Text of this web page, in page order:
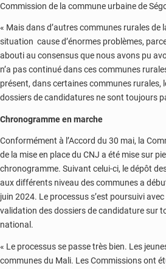
Commission de la commune urbaine de
« Mais dans d’autres communes rurales de
situation cause d’énormes problèmes,
abouti au consensus que nous avons pu
n’a pas continué dans ces communes
présent, dans certaines communes rurales,
dossiers de candidatures ne sont toujours
Chronogramme en marche
Conformément à l’Accord du 30 mai, la
de la mise en place du CNJ a été mise sur
chronogramme. Suivant celui-ci, le dépôt
aux différents niveau des communes a
juin 2024. Le processus s’est poursuivi
validation des dossiers de candidature sur
national.
« Le processus se passe très bien. Les
communes du Mali. Les Commissions ont